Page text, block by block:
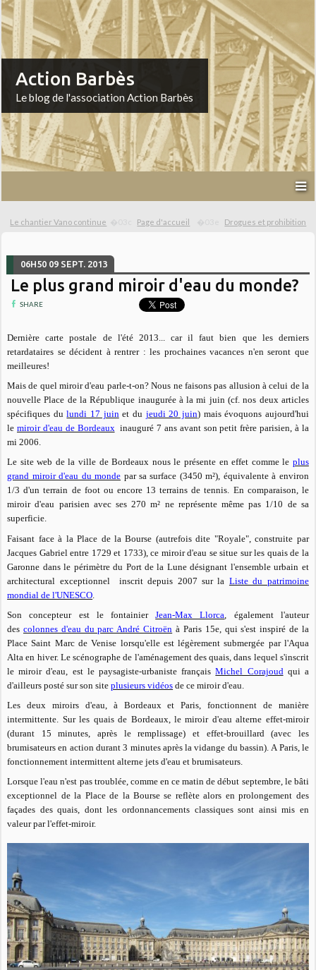
Action Barbès
Le blog de l'association Action Barbès
Le chantier Vano continue Page d'accueil Drogues et prohibition
06H50 09 SEPT. 2013
Le plus grand miroir d'eau du monde?
SHARE
Dernière carte postale de l'été 2013... car il faut bien que les derniers
retardataires se décident à rentrer : les prochaines vacances n'en seront que
meilleures!
Mais de quel miroir d'eau parle-t-on?Nous ne faisons pas allusion à celui de la
nouvelle Place de la République inaugurée à la mi juin (cf. nos deux articles
spécifiques dulundi 17 juinet du jeudi 20 juin) maisévoquons aujourd'hui
le miroir d'eau de Bordeauxinauguré 7 ans avant son petit frère parisien, à la
mi 2006.
Le site web de la ville de Bordeaux nous le présente en effet comme le plus
grand miroir d'eau du monde par sa surface (3450 m²), équivalente à environ
1/3 d'un terrain de foot ou encore 13 terrains de tennis. En comparaison, le
miroir d'eau parisien avec ses 270 m² ne représente même pas 1/10 de sa
superficie.
Faisant face à la Place de la Bourse (autrefois dite "Royale", construite par
Jacques Gabriel entre 1729 et 1733), ce miroir d'eau se situe sur les quais de la
Garonne dans le périmètre du Port de la Lune désignant l'ensemble urbain et
architectural exceptionnel inscrit depuis 2007 sur la Liste du patrimoine
mondial de l'UNESCO
Son concepteur est le fontainierJean-Max Llorca , également l'auteur
des colonnes d'eau du parc André Citroën à Paris 15e, qui s'est inspiré de la
Place Saint Marc de Venise lorsqu'elle est légèrement submergée par l'Aqua
Alta en hiver. Le scénographe de l'aménagement des quais, dans lequel s'inscrit
le miroir d'eau, est le paysagiste-urbaniste françaisMichel Corajoud qui a
d'ailleurs posté sur son siteplusieurs vidéos de ce miroir d'eau.
Les deux miroirs d'eau, à Bordeaux et Paris, fonctionnent de manière
intermittente. Sur les quais de Bordeaux, le miroir d'eau alterne effet-miroir
(durant 15 minutes, après le remplissage) et effet-brouillard (avec les
brumisateurs en action durant 3 minutes après la vidange du bassin). A Paris, le
fonctionnement intermittent alterne jets d'eau et brumisateurs.
Lorsque l'eau n'est pas troublée, comme en ce matin de début septembre, le bâti
exceptionnel de la Place de la Bourse se reflète alors en prolongement des
façades des quais, dont les ordonnancements classiques sont ainsi mis en
valeur par l'effet-miroir.